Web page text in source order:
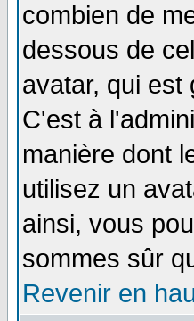
combien de
dessous de
avatar, qui est
C'est à
manière dont
utilisez un
ainsi, vous
sommes sûr
Revenir en